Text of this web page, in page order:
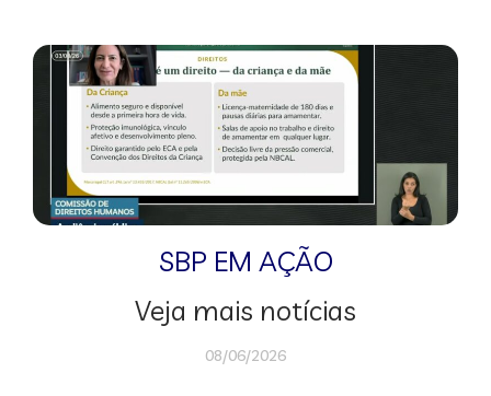
SBP EM AÇÃO
Veja mais notícias
08/06/2026